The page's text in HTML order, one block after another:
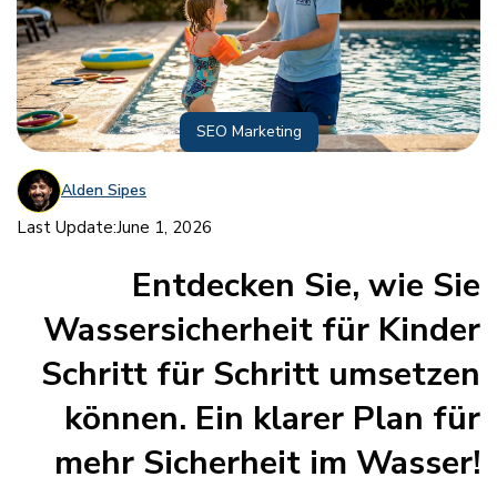
SEO Marketing
Alden Sipes
Last Update:June 1, 2026
Entdecken Sie, wie Sie
Wassersicherheit für Kinder
Schritt für Schritt umsetzen
können. Ein klarer Plan für
mehr Sicherheit im Wasser!